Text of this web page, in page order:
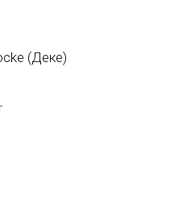
(Деке)